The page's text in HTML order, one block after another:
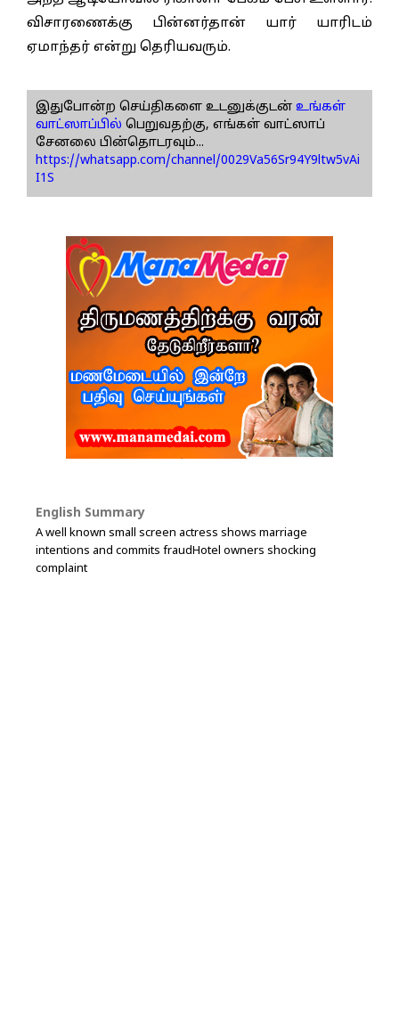
விசாரணைக்கு பின்னர்தான் யார் யாரிடம்
ஏமாந்தர் என்று தெரியவரும்.
இதுபோன்ற செய்திகளை உடனுக்குடன் உங்கள்
வாட்ஸாப்பில் பெறுவதற்கு, எங்கள் வாட்ஸாப்
சேனலை பின்தொடரவும்...
https://whatsapp.com/channel/0029Va56Sr94Y9ltw5vAi
I1S
English Summary
A well known small screen actress shows marriage
intentions and commits fraudHotel owners shocking
complaint